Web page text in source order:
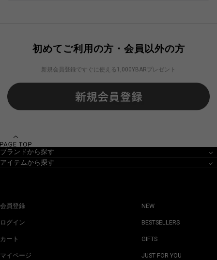
初めてご利用の方・会員以外の方
新規会員登録ですぐに使える1,000YBARプレゼント
ブランドから探す
アイテムから探す
会員登録
ログイン
カート
マイページ
NEW
BESTSELLERS
GIFTS
JUST FOR YOU